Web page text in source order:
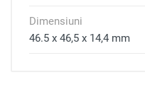
Dimensiuni
46.5 х 46,5 х 14,4 mm